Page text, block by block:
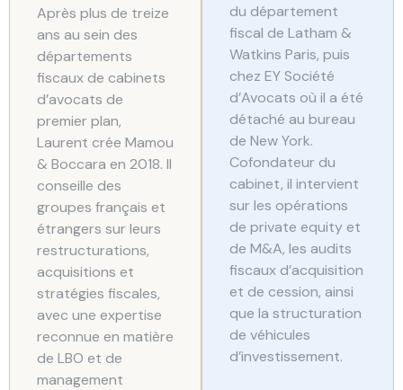
Après plus de treize
ans au sein des
départements
fiscaux de cabinets
d’avocats de
premier plan,
Laurent crée Mamou
& Boccara en 2018. Il
conseille des
groupes français et
étrangers sur leurs
restructurations,
acquisitions et
stratégies fiscales,
avec une expertise
reconnue en matière
de LBO et de
management
du département
fiscal de Latham &
Watkins Paris, puis
chez EY Société
d’Avocats où il a été
détaché au bureau
de New York.
Cofondateur du
cabinet, il intervient
sur les opérations
de private equity et
de M&A, les audits
fiscaux d’acquisition
et de cession, ainsi
que la structuration
de véhicules
d’investissement.